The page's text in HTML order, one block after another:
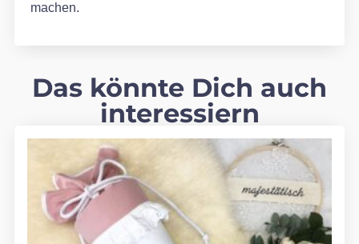
machen.
Das könnte Dich auch
interessiern